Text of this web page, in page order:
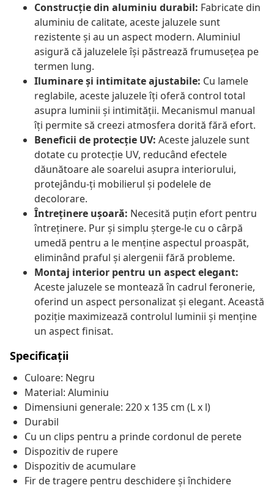
Construcție din aluminiu durabil: Fabricate din
aluminiu de calitate, aceste jaluzele sunt
rezistente și au un aspect modern. Aluminiul
asigură că jaluzelele își păstrează frumusețea pe
termen lung.
Iluminare și intimitate ajustabile: Cu lamele
reglabile, aceste jaluzele îți oferă control total
asupra luminii și intimității. Mecanismul manual
îți permite să creezi atmosfera dorită fără efort.
Beneficii de protecție UV: Aceste jaluzele sunt
dotate cu protecție UV, reducând efectele
dăunătoare ale soarelui asupra interiorului,
protejându-ți mobilierul și podelele de
decolorare.
Întreținere ușoară: Necesită puțin efort pentru
întreținere. Pur și simplu șterge-le cu o cârpă
umedă pentru a le menține aspectul proaspăt,
eliminând praful și alergenii fără probleme.
Montaj interior pentru un aspect elegant:
Aceste jaluzele se montează în cadrul feronerie,
oferind un aspect personalizat și elegant. Această
poziție maximizează controlul luminii și menține
un aspect finisat.
Specificații
Culoare: Negru
Material: Aluminiu
Dimensiuni generale: 220 x 135 cm (L x l)
Durabil
Cu un clips pentru a prinde cordonul de perete
Dispozitiv de rupere
Dispozitiv de acumulare
Fir de tragere pentru deschidere și închidere